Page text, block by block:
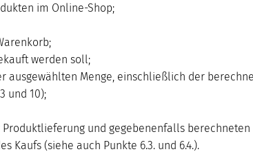
im Online-Shop;
werden soll;
ausgewählten Menge, einschließlich der
und 10);
und gegebenenfalls
Kaufs (siehe auch Punkte 6.3. und 6.4.).